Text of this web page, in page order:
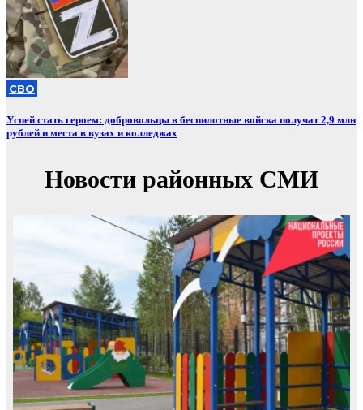
СВО
Успей стать героем: добровольцы в беспилотные войска получат 2,9 млн
рублей и места в вузах и колледжах